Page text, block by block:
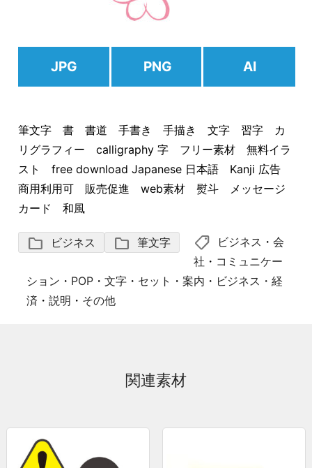
JPG PNG AI
筆文字 書 書道 手書き 手描き 文字 習字 カ
リグラフィー calligraphy 字 フリー素材 無料イラ
スト free download Japanese 日本語 Kanji 広告
商用利用可 販売促進 web素材 熨斗 メッセージ
カード 和風
folder ビジネス folder 筆文字 shoppingmode ビジネス ・会
社 ・ コミュニケー
ション ・ POP・ 文字・ セット ・ 案内 ・ ビジネス・経
済 ・ 説明 ・ その他
関連素材